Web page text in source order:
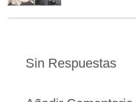
Sin Respuestas